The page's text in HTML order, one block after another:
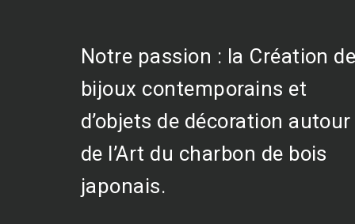
Notre passion : la Création
bijoux contemporains et
d’objets de décoration autour
de l’Art du charbon de bois
japonais.